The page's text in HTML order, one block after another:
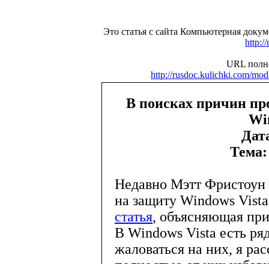
Это статья с сайта Компьютерная
http://
URL
http://rusdoc.kulichki.com/
В поисках причин
Тема:
Недавно Мэтт Фристоун
на защиту Windows
статья, объясняющая
В Windows Vista есть
жаловаться на них, я